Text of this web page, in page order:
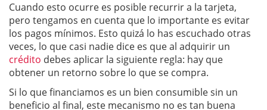
Cuando esto ocurre es posible recurrir a la tarjeta,
pero tengamos en cuenta que lo importante es evitar
los pagos mínimos. Esto quizá lo has escuchado otras
veces, lo que casi nadie dice es que al adquirir un
crédito debes aplicar la siguiente regla: hay que
obtener un retorno sobre lo que se compra.
Si lo que financiamos es un bien consumible sin un
beneficio al final, este mecanismo no es tan buena